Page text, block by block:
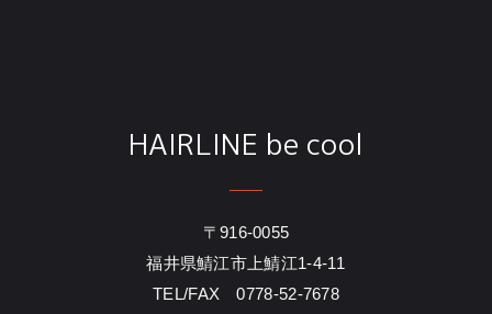
HAIRLINE be cool
〒916-0055
福井県鯖江市上鯖江1-4-11
TEL/FAX 0778-52-7678